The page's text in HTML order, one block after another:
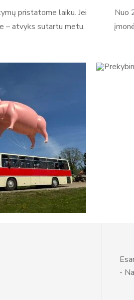
pristatome laiku. Jei
– atvyks sutartu metu.
Nuo
-